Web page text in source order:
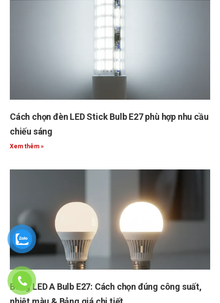
Cách chọn đèn LED Stick Bulb E27 phù hợp nhu cầu
chiếu sáng
Xem thêm »
Bóng LED A Bulb E27: Cách chọn đúng công suất,